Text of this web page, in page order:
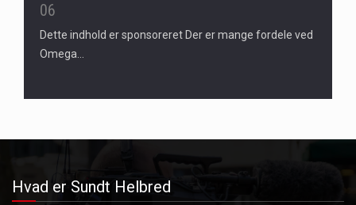
06
Dette indhold er sponsoreret Der er mange fordele ved
Omega…
Hvad er Sundt Helbred